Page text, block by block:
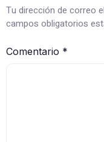
Tu dirección de correo
campos obligatorios
Comentario *